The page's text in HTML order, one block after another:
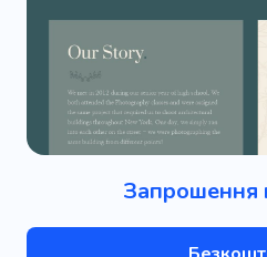
Запрошення